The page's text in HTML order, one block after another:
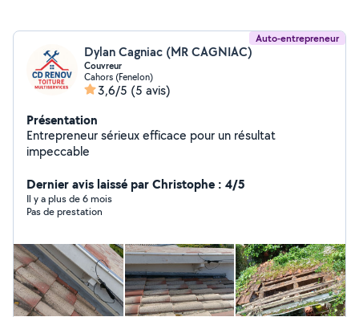
Auto-entrepreneur
Dylan Cagniac (MR CAGNIAC)
Couvreur
Cahors (Fenelon)
3,6/5 (5 avis)
Présentation
Entrepreneur sérieux efficace pour un résultat
impeccable
Dernier avis laissé par Christophe : 4/5
Il y a plus de 6 mois
Pas de prestation